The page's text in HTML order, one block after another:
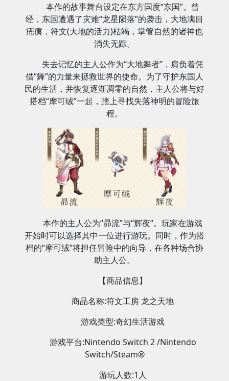
本作的故事舞台设定在东方国度“东国”。曾
经，东国遭遇了灾难“龙星陨落”的袭击，大地满目
疮痍，符文(大地的活力)枯竭，掌管自然的诸神也
消失无踪。
失去记忆的主人公作为“大地舞者”，肩负着凭
借“舞”的力量来拯救世界的使命。为了守护东国人
民的生活，并恢复逐渐凋零的自然，主人公将与好
搭档“摩可绒”一起，踏上寻找失落神明的冒险旅
程。
本作的主人公为“昴流”与“辉夜”。玩家在游戏
开始时可以选择其中一位进行游玩。同时，作为搭
档的“摩可绒”将担任冒险中的向导，在各种场合协
助主人公。
【商品信息】
商品名称:符文工房 龙之天地
游戏类型:奇幻生活游戏
游戏平台:Nintendo Switch 2 /Nintendo
Switch/Steam®
游玩人数:1人